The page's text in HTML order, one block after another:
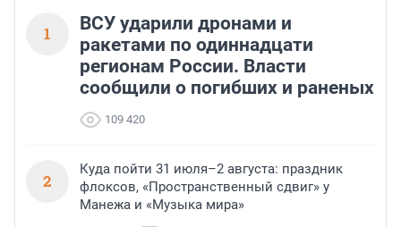
1
ВСУ ударили дронами и
ракетами по одиннадцати
регионам России. Власти
сообщили о погибших и раненых
109 420
2
Куда пойти 31 июля–2 августа: праздник
флоксов, «Пространственный сдвиг» у
Манежа и «Музыка мира»